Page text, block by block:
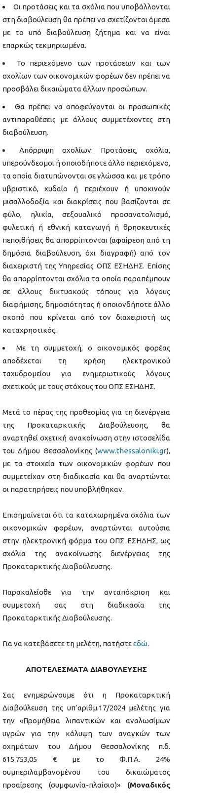
Οι προτάσεις και τα σχόλια που υποβάλλονται
στη διαβούλευση θα πρέπει να σχετίζονται άμεσα
με το υπό διαβούλευση ζήτημα και να είναι
επαρκώς τεκμηριωμένα.
Το περιεχόμενο των προτάσεων και των
σχολίων των οικονομικών φορέων δεν πρέπει να
προσβάλει δικαιώματα άλλων προσώπων.
Θα πρέπει να αποφεύγονται οι προσωπικές
αντιπαραθέσεις με άλλους συμμετέχοντες στη
διαβούλευση.
Απόρριψη σχολίων: Προτάσεις, σχόλια,
υπερσύνδεσμοι ή οποιοδήποτε άλλο περιεχόμενο,
τα οποία διατυπώνονται σε γλώσσα και με τρόπο
υβριστικό, χυδαίο ή περιέχουν ή υποκινούν
μισαλλοδοξία και διακρίσεις που βασίζονται σε
φύλο, ηλικία, σεξουαλικό προσανατολισμό,
φυλετική ή εθνική καταγωγή ή θρησκευτικές
πεποιθήσεις θα απορρίπτονται (αφαίρεση από τη
δημόσια διαβούλευση, όχι διαγραφή) από τον
διαχειριστή της Υπηρεσίας ΟΠΣ ΕΣΗΔΗΣ. Επίσης
θα απορρίπτονται σχόλια τα οποία παραπέμπουν
σε άλλους δικτυακούς τόπους για λόγους
διαφήμισης, δημοσιότητας ή οποιονδήποτε άλλο
σκοπό που κρίνεται από τον διαχειριστή ως
καταχρηστικός.
Με τη συμμετοχή, ο οικονομικός φορέας
αποδέχεται τη χρήση ηλεκτρονικού
ταχυδρομείου για ενημερωτικούς λόγους
σχετικούς με τους στόχους του ΟΠΣ ΕΣΗΔΗΣ.
Μετά το πέρας της προθεσμίας για τη διενέργεια
της Προκαταρκτικής Διαβούλευσης, θα
αναρτηθεί σχετική ανακοίνωση στην ιστοσελίδα
του Δήμου Θεσσαλονίκης (www.thessaloniki.gr),
με τα στοιχεία των οικονομικών φορέων που
συμμετείχαν στη διαδικασία και θα αναρτώνται
οι παρατηρήσεις που υποβλήθηκαν.
Επισημαίνεται ότι τα καταχωρημένα σχόλια των
οικονομικών φορέων, αναρτώνται αυτούσια
στην ηλεκτρονική φόρμα του ΟΠΣ ΕΣΗΔΗΣ, ως
σχόλια της ανακοίνωσης διενέργειας της
Προκαταρκτικής Διαβούλευσης.
Παρακαλείσθε για την ανταπόκριση και
συμμετοχή σας στη διαδικασία της
Προκαταρκτικής Διαβούλευσης.
Για να κατεβάσετε τη μελέτη, πατήστεεδώ.
ΑΠΟΤΕΛΕΣΜΑΤΑ ΔΙΑΒΟΥΛΕΥΣΗΣ
Σας ενημερώνουμε ότι η Προκαταρκτική
Διαβούλευση της υπ’αριθμ.17/2024 μελέτης για
την «Προμήθεια λιπαντικών και αναλωσίμων
υγρών για την κάλυψη των αναγκών των
οχημάτων του Δήμου Θεσσαλονίκης π.δ.
615.753,05 € με το Φ.Π.Α. 24%
συμπεριλαμβανομένου του δικαιώματος
προαίρεσης (συμφωνία-πλαίσιο)» (Μοναδικός